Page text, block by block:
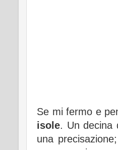
Se mi fermo e
isole. Un decina
una